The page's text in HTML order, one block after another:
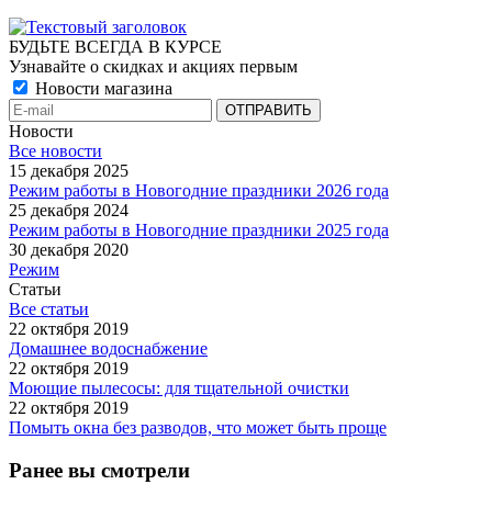
БУДЬТЕ ВСЕГДА В КУРСЕ
Узнавайте о скидках и акциях первым
Новости магазина
Новости
Все новости
15 декабря 2025
Режим работы в Новогодние праздники 2026 года
25 декабря 2024
Режим работы в Новогодние праздники 2025 года
30 декабря 2020
Режим
Статьи
Все статьи
22 октября 2019
Домашнее водоснабжение
22 октября 2019
Моющие пылесосы: для тщательной очистки
22 октября 2019
Помыть окна без разводов, что может быть проще
Ранее вы смотрели